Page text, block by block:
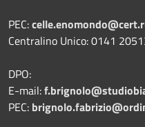
PEC:
Centralino Unico: 0141
DPO:
E-mail:
PEC: